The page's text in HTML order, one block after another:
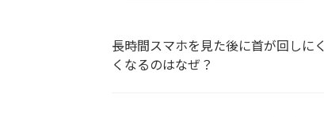
長時間スマホを見た後に首が回しにく
くなるのはなぜ？